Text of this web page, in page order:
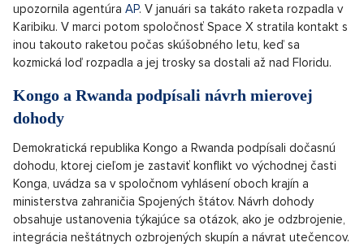
upozornila agentúra AP. V januári sa takáto raketa rozpadla v
Karibiku. V marci potom spoločnosť Space X stratila kontakt s
inou takouto raketou počas skúšobného letu, keď sa
kozmická loď rozpadla a jej trosky sa dostali až nad Floridu.
Kongo a Rwanda podpísali návrh mierovej
dohody
Demokratická republika Kongo a Rwanda podpísali dočasnú
dohodu, ktorej cieľom je zastaviť konflikt vo východnej časti
Konga, uvádza sa v spoločnom vyhlásení oboch krajín a
ministerstva zahraničia Spojených štátov. Návrh dohody
obsahuje ustanovenia týkajúce sa otázok, ako je odzbrojenie,
integrácia neštátnych ozbrojených skupín a návrat utečencov.